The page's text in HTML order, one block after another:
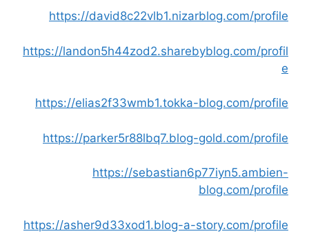
https://david8c22vlb1.nizarblog.com/profile
https://landon5h44zod2.sharebyblog.com/profil
e
https://elias2f33wmb1.tokka-blog.com/profile
https://parker5r88lbq7.blog-gold.com/profile
https://sebastian6p77iyn5.ambien-
blog.com/profile
https://asher9d33xod1.blog-a-story.com/profile